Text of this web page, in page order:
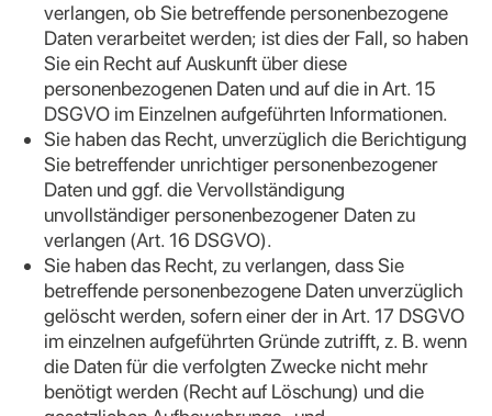
verlangen, ob Sie betreffende personenbezogene
Daten verarbeitet werden; ist dies der Fall, so haben
Sie ein Recht auf Auskunft über diese
personenbezogenen Daten und auf die in Art. 15
DSGVO im Einzelnen aufgeführten Informationen.
Sie haben das Recht, unverzüglich die Berichtigung
Sie betreffender unrichtiger personenbezogener
Daten und ggf. die Vervollständigung
unvollständiger personenbezogener Daten zu
verlangen (Art. 16 DSGVO).
Sie haben das Recht, zu verlangen, dass Sie
betreffende personenbezogene Daten unverzüglich
gelöscht werden, sofern einer der in Art. 17 DSGVO
im einzelnen aufgeführten Gründe zutrifft, z. B. wenn
die Daten für die verfolgten Zwecke nicht mehr
benötigt werden (Recht auf Löschung) und die